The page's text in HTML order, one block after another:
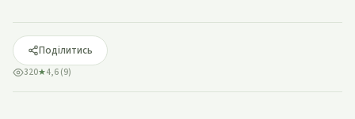
Поділитись
320★4,6 (9)